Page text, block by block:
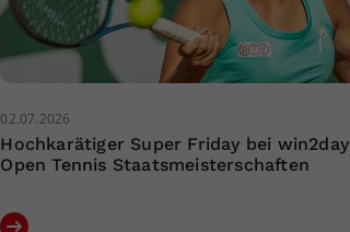
02.07.2026
Hochkarätiger Super Friday bei win2day
Open Tennis Staatsmeisterschaften